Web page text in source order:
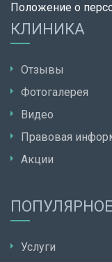
Положение о
КЛИНИКА
Отзывы
Фотогалерея
Видео
Правовая
Акции
ПОПУЛЯРНОЕ
Услуги